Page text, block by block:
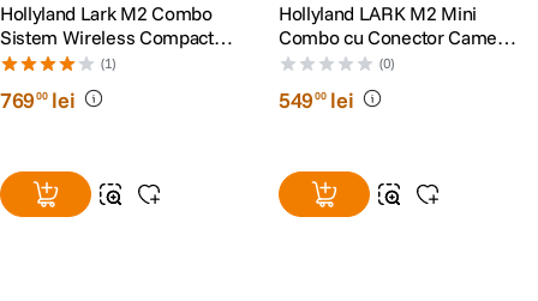
Hollyland Lark M2 Combo
Sistem Wireless Compact
Shine Charcoal
(1)
76900 lei
Hollyland LARK M2 Mini
Combo cu Conector Camera
si RX + USB-C RX
(0)
54900 lei